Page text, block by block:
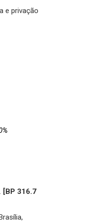
e privação
[BP 316.7